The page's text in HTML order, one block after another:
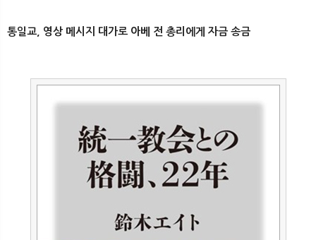
통일교, 영상 메시지 대가로 아베 전 총리에게 자금 송금